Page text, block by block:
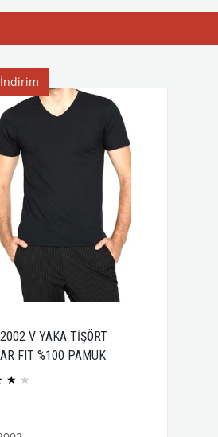
V YAKA TİŞÖRT
FIT %100 PAMUK
PENYE
★ ★
İndirim